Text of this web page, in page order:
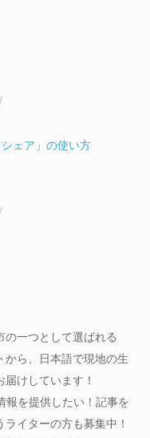
ェア」の使い方
の一つとして選ばれる
から、日本語で現地の生
けしています！
報を提供したい！記事を
イターの方も募集中！